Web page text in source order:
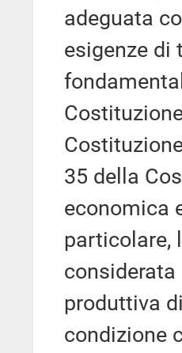
adeguata
esigenze di
35 della
economica
particolare,
produttiva
condizione